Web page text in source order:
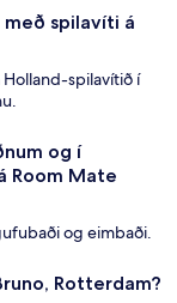
með spilavíti á
spilavítið í
og í
Room Mate
og eimbaði.
Rotterdam?